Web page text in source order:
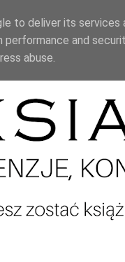
to deliver its
performance and
abuse.